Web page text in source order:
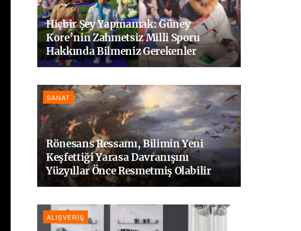
Hiçbir Şey Yapmamak: Güney
Kore’nin Zahmetsiz Milli Sporu
Hakkında Bilmeniz Gerekenler
SANAT
Rönesans Ressamı, Bilimin Yeni
Keşfettiği Yarasa Davranışını
Yüzyıllar Önce Resmetmiş Olabilir
ALIŞVERIŞ